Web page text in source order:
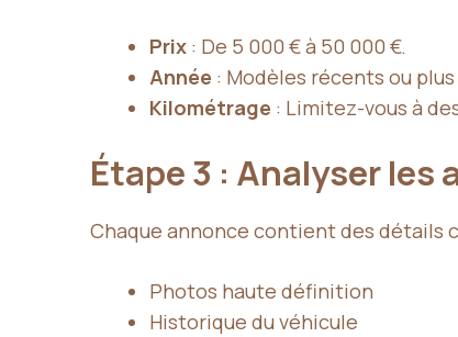
Prix : De 5 000 € à 50 000 €.
Année : Modèles récents ou
Kilométrage : Limitez-vous à
Étape 3 : Analyser les
Chaque annonce contient des détails
Photos haute définition
Historique du véhicule